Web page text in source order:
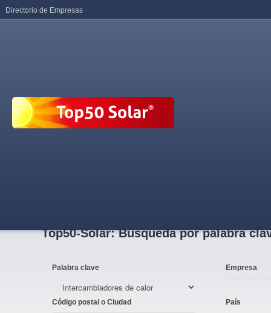
Top50-Solar: Búsqueda por palabra
Palabra clave Empresa
Código postal o Ciudad País
Directorio de Empresas